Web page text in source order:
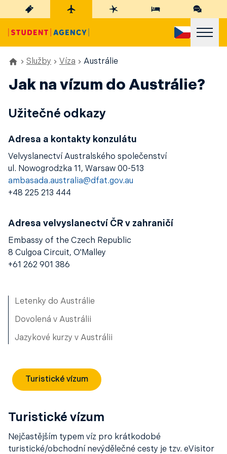
Služby Víza Austrálie
Jak na vízum do Austrálie?
Užitečné odkazy
Adresa a kontakty konzulátu
Velvyslanectví Australského společenství
ul. Nowogrodzka 11, Warsaw 00-513
ambasada.australia@dfat.gov.au
+48 225 213 444
Adresa velvyslanectví ČR v zahraničí
Embassy of the Czech Republic
8 Culgoa Circuit, O'Malley
+61 262 901 386
Letenky do Austrálie
Dovolená v Austrálii
Jazykové kurzy v Austrálii
Turistické vízum
Turistické vízum
Nejčastějším typem víz pro krátkodobé
turistické/obchodní nevýdělečné cesty je tzv. eVisitor